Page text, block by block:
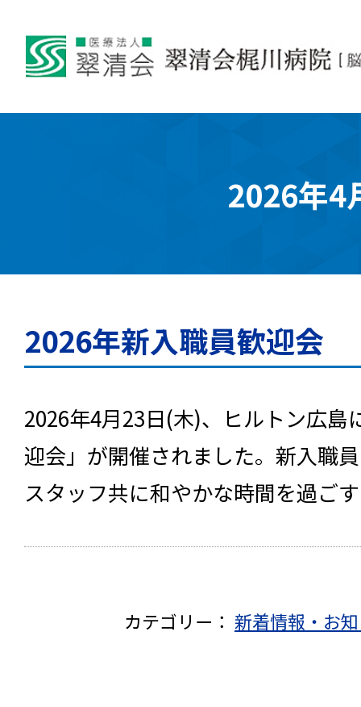
2026年4
2026年新入職員歓迎会
2026年4月23日(木)、ヒルトン広島
迎会」が開催されました。新入職
スタッフ共に和やかな時間を過ご
カテゴリー： 新着情報・お